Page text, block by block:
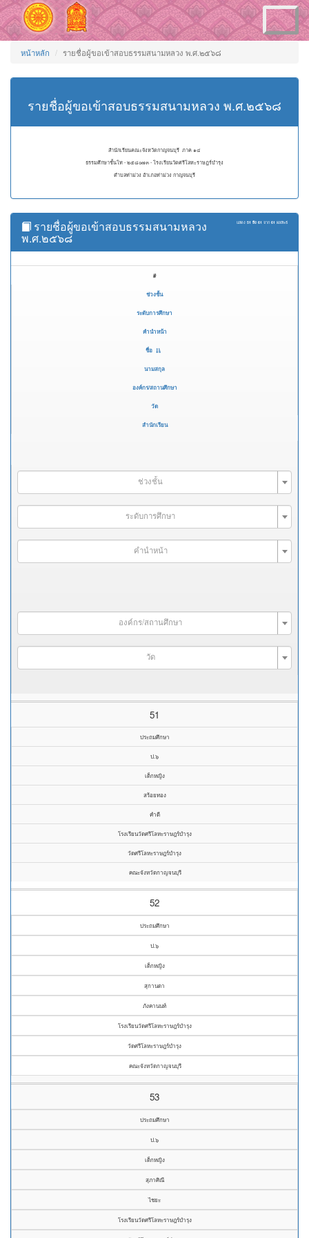
Toggle
navigation
หน้าหลัก รายชื่อผู้ขอเข้าสอบธรรมสนามหลวง พ.ศ.๒๕๖๘
รายชื่อผู้ขอเข้าสอบธรรมสนามหลวง พ.ศ.๒๕๖๘
สำนักเรียนคณะจังหวัดกาญจนบุรี ภาค ๑๔
ธรรมศึกษาชั้นโท - ๒๕๘๐๗๓ - โรงเรียนวัดศรีโลหะราษฎร์บำรุง
ตำบลท่าม่วง อำเภอท่าม่วง กาญจนบุรี
แสดง 51 ถึง 61 จาก 61 ผลลัพธ์
รายชื่อผู้ขอเข้าสอบธรรมสนามหลวง
พ.ศ.๒๕๖๘
#
ช่วงชั้น
ระดับการศึกษา
คำนำหน้า
ชื่อ
นามสกุล
องค์กร/สถานศึกษา
วัด
สำนักเรียน
ช่วงชั้น
ระดับการศึกษา
คำนำหน้า
องค์กร/สถานศึกษา
วัด
51
ประถมศึกษา
ป.๖
เด็กหญิง
สร้อยทอง
คำดี
โรงเรียนวัดศรีโลหะราษฎร์บำรุง
วัดศรีโลหะราษฎร์บำรุง
คณะจังหวัดกาญจนบุรี
52
ประถมศึกษา
ป.๖
เด็กหญิง
สุกานดา
ภังคานนท์
โรงเรียนวัดศรีโลหะราษฎร์บำรุง
วัดศรีโลหะราษฎร์บำรุง
คณะจังหวัดกาญจนบุรี
53
ประถมศึกษา
ป.๖
เด็กหญิง
สุภาศิณี
ไชยะ
โรงเรียนวัดศรีโลหะราษฎร์บำรุง